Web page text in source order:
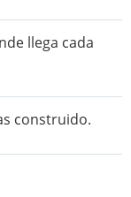
llega cada
construido.